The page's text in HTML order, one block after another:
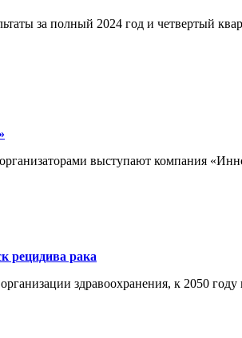
за полный 2024 год и четвертый
выступают компания
рецидива рака
здравоохранения, к 2050 году